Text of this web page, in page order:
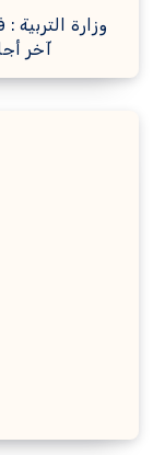
آخر أجل